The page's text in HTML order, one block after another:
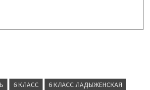
6 КЛАСС
6 КЛАСС ЛАДЫЖЕНСКАЯ